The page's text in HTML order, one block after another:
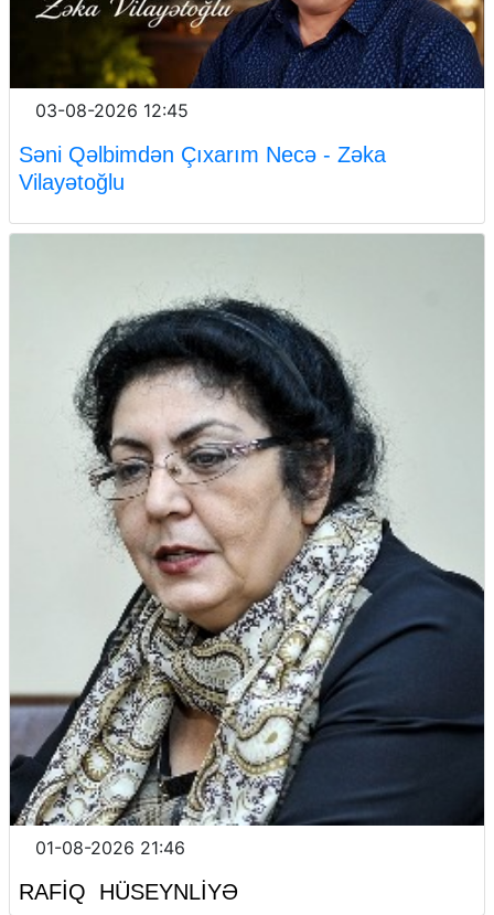
03-08-2026 12:45
Səni Qəlbimdən Çıxarım Necə - Zəka
Vilayətoğlu
01-08-2026 21:46
RAFİQ HÜSEYNLİYƏ